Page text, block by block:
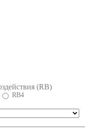
(RB)
RB4